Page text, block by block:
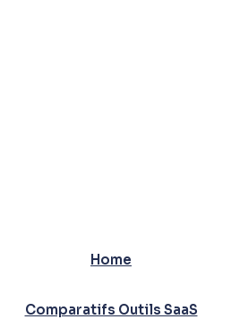
Home
Comparatifs Outils SaaS